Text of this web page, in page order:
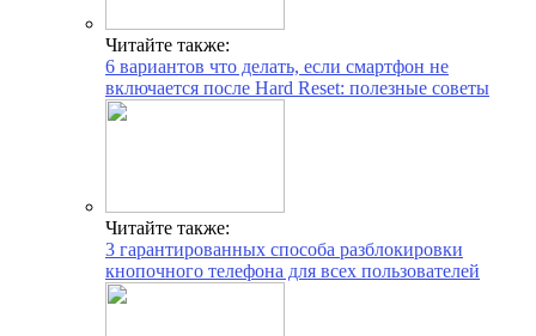
Читайте также:
6 вариантов что делать, если смартфон не
включается после Hard Reset: полезные советы
Читайте также:
3 гарантированных способа разблокировки
кнопочного телефона для всех пользователей